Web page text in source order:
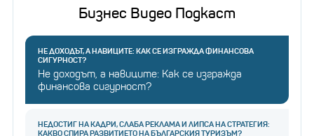
Бизнес Видео Подкаст
НЕ ДОХОДЪТ, А НАВИЦИТЕ: КАК СЕ ИЗГРАЖДА ФИНАНСОВА
СИГУРНОСТ?
Не доходът, а навиците: Как се изгражда
финансова сигурност?
НЕДОСТИГ НА КАДРИ, СЛАБА РЕКЛАМА И ЛИПСА НА СТРАТЕГИЯ:
КАКВО СПИРА РАЗВИТИЕТО НА БЪЛГАРСКИЯ ТУРИЗЪМ?